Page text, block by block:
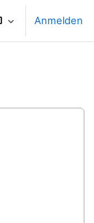
Anmelden